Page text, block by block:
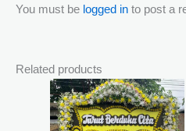
You must be logged in to post a
Related products